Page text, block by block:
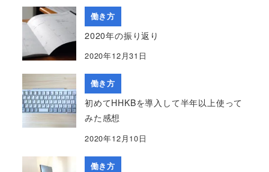
働き方
2020年の振り返り
2020年12月31日
働き方
初めてHHKBを導入して半年以上使って
みた感想
2020年12月10日
働き方